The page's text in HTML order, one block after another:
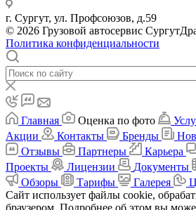
г. Сургут, ул. Профсоюзов, д.59
© 2026 Грузовой автосервис
Политика конфиденциальности
Главная Оценка по фото
Акции
Контакты Бренды
Отзывы
Партнеры Карьера
Проекты
Лицензии Документы
Обзоры
Тарифы Галерея
Сайт использует файлы cookie,
браузером. Подробнее об этом вы